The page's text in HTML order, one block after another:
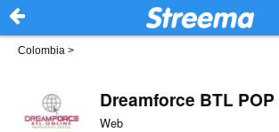
Colombia >
Dreamforce BTL POP
Web